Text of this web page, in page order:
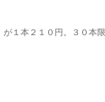
１本２１０円。３０本